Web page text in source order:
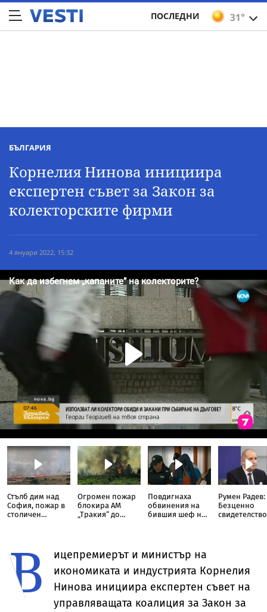
31°
ПОСЛЕДНИ
БЪЛГАРИЯ
Корнелия Нинова инициира
експертен съвет за Закон за
колекторските фирми
4 януари 2022, 15:32
Стълб дим над
София, пожар в
столичен
Огромен пожар
блокира АМ
„Тракия“ до
Повдигнаха
обвинения на
бившия шеф на
Румен Радев:
Безценно
В
ицепремиерът и министър на
икономиката и индустрията Корнелия
Нинова инициира експертен съвет на
управляващата коалиция за Закон за